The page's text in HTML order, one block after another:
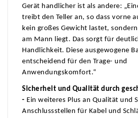
Gerät handlicher ist als andere:
treibt den Teller an, so dass vorne
kein großes Gewicht lastet,
am Mann liegt. Das sorgt für
Handlichkeit. Diese ausgewogene
entscheidend für den Trage- und
Anwendungskomfort.“
Sicherheit und Qualität durch
- Ein weiteres Plus an Qualität und
Anschlussstellen für Kabel und